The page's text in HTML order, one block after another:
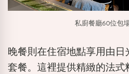
私廚餐廳60位包
晚餐則在住宿地點享用由 日
套餐。這裡提供精緻的法式